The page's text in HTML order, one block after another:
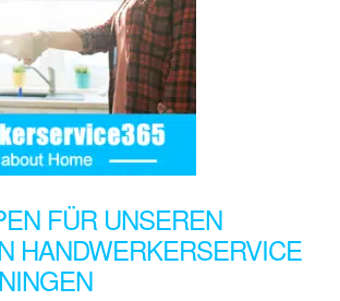
FÜR UNSEREN
HANDWERKERSERVICE